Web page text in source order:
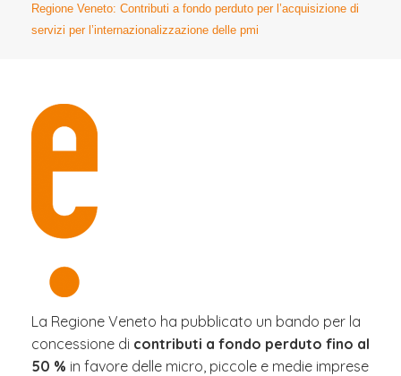
Regione Veneto: Contributi a fondo perduto per l’acquisizione di
servizi per l’internazionalizzazione delle pmi
La Regione Veneto ha pubblicato un bando per la
concessione di contributi a fondo perduto fino al
50 % in favore delle micro, piccole e medie imprese